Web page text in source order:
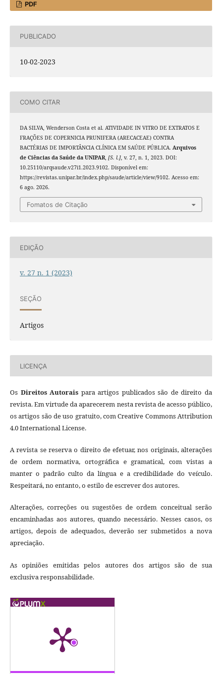
PDF
PUBLICADO
10-02-2023
COMO CITAR
DA SILVA, Wenderson Costa et al. ATIVIDADE IN VITRO DE EXTRATOS E
FRAÇÕES DE COPERNICIA PRUNIFERA (ARECACEAE) CONTRA
BACTÉRIAS DE IMPORTÂNCIA CLÍNICA EM SAÚDE PÚBLICA. Arquivos
de Ciências da Saúde da UNIPAR, [S. l.], v. 27, n. 1, 2023. DOI:
10.25110/arqsaude.v27i1.2023.9102. Disponível em:
https://revistas.unipar.br/index.php/saude/article/view/9102. Acesso em:
6 ago. 2026.
Fomatos de Citação
EDIÇÃO
v. 27 n. 1 (2023)
SEÇÃO
Artigos
LICENÇA
Os Direitos Autorais para artigos publicados são de direito da
revista. Em virtude da aparecerem nesta revista de acesso público,
os artigos são de uso gratuito, com Creative Commons Attribution
4.0 International License.
A revista se reserva o direito de efetuar, nos originais, alterações
de ordem normativa, ortográfica e gramatical, com vistas a
manter o padrão culto da língua e a credibilidade do veículo.
Respeitará, no entanto, o estilo de escrever dos autores.
Alterações, correções ou sugestões de ordem conceitual serão
encaminhadas aos autores, quando necessário. Nesses casos, os
artigos, depois de adequados, deverão ser submetidos a nova
apreciação.
As opiniões emitidas pelos autores dos artigos são de sua
exclusiva responsabilidade.